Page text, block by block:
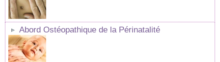
Abord Ostéopathique de la Périnatalité